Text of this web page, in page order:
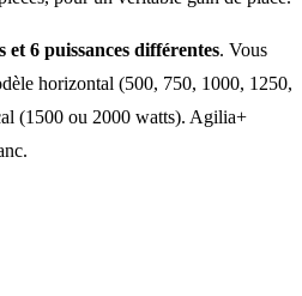
6 puissances différentes. Vous
horizontal (500, 750, 1000, 1250,
(1500 ou 2000 watts). Agilia+